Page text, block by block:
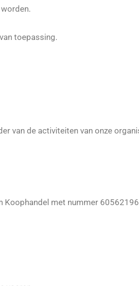
toepassing.
van de activiteiten van onze
Koophandel met nummer